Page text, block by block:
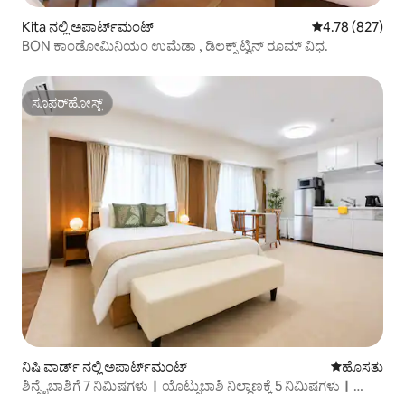
Kita ನಲ್ಲಿ ಅಪಾರ್ಟ್‌ಮಂಟ್ 5 ರಲ್ಲಿ 4.78
4.78 (827)
BON ಕಾಂಡೋಮಿನಿಯಂ ಉಮೆಡಾ , ಡಿಲಕ್ಸ್ ಟ್ವಿನ್ ರೂಮ್ ವಿಧ.
ಸೂಪರ್‌ಹೋಸ್ಟ್
ಸೂಪರ್‌ಹೋಸ್ಟ್
ನಿಷಿ ವಾರ್ಡ್ ನಲ್ಲಿ ಅಪಾರ್ಟ್‌ಮಂಟ್ ವಾಸ್ತವ್ಯ
ಹೊಸತು
ಶಿನ್ಸೈಬಾಶಿಗೆ 7 ನಿಮಿಷಗಳು｜ಯೊಟ್ಸುಬಾಶಿ ನಿಲ್ದಾಣಕ್ಕೆ 5 ನಿಮಿಷಗಳು｜